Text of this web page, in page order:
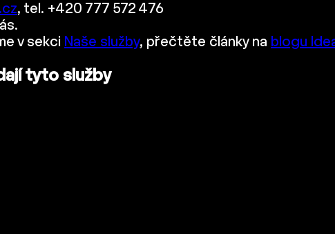
, tel. +420 777 572 476
v sekci Naše služby, přečtěte články na blogu
tyto služby